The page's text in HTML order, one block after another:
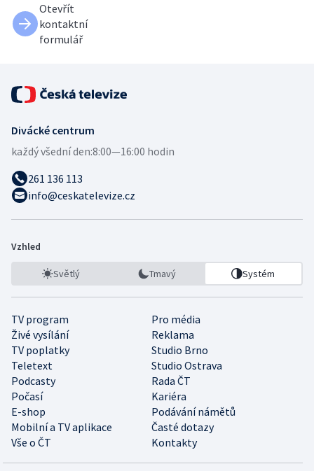
Otevřít
kontaktní
formulář
Divácké centrum
každý všední den:8:00—16:00 hodin
261 136 113
info@ceskatelevize.cz
Vzhled
Světlý Tmavý Systém
TV program
Pro média
Živé vysílání
Reklama
TV poplatky
Studio Brno
Teletext
Studio Ostrava
Podcasty
Rada ČT
Počasí
Kariéra
E-shop
Podávání námětů
Mobilní a TV aplikace
Časté dotazy
Vše o ČT
Kontakty